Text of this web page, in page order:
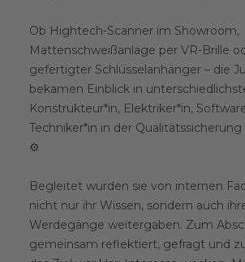
Ob Hightech-Scanner im Showroom,
Mattenschweißanlage per VR-Brille
gefertigter Schlüsselanhänger – die
bekamen Einblick in
Konstrukteur*in, Elektriker*in,
Techniker*in in der
⚙️
Begleitet wurden sie von internen
nicht nur ihr Wissen, sondern auch
Werdegänge weitergaben. Zum
gemeinsam reflektiert, gefragt und